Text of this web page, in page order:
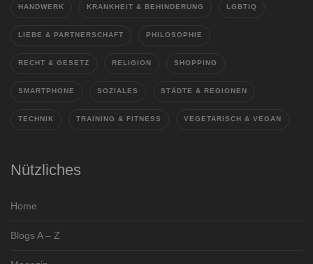
HANDWERK KRANKHEIT & BEHINDERUNG LGBTIQ
LIEBE & PARTNERSCHAFT PHILOSOPHIE
RECHT & GESETZ RELIGION SHOPPING
SMARTPHONE SOZIALES STÄDTE & REGIONEN
TECHNIK TRAINING & FITNESS VEGETARISCH & VEGAN
Nützliches
Home
Blogs A – Z